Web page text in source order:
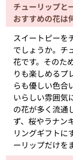
チューリップと
おすすめの花は
スイートピーを
でしょうか。チ
花です。そのた
りも楽しめるプ
らも優しい色合
いらしい雰囲気
の花が多く流通
ず、桜やラナン
リングギフトに
ーリップだけを